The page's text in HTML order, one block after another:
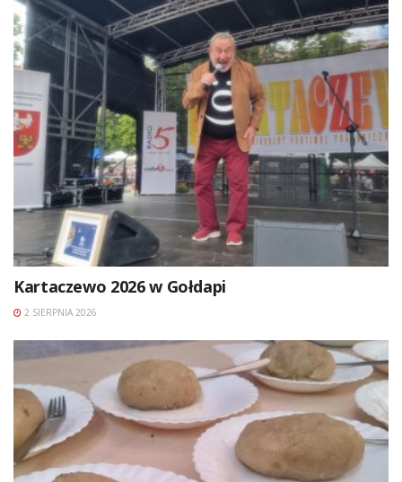
Kartaczewo 2026 w Gołdapi
2 SIERPNIA 2026